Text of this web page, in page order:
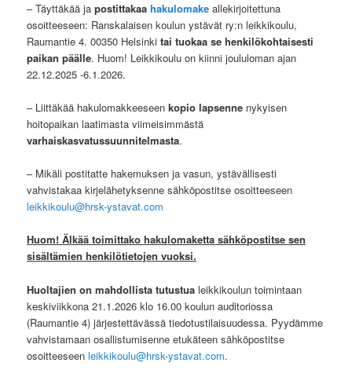
– Täyttäkää japostittakaahakulomake allekirjoitettuna
osoitteeseen: Ranskalaisen koulun ystävät ry:n leikkikoulu,
Raumantie 4. 00350 Helsinkitai tuokaa se henkilökohtaisesti
paikan päälle. Huom! Leikkikoulu on kiinni joululoman ajan
22.12.2025 -6.1.2026.
– Liittäkää hakulomakkeeseenkopio lapsenne nykyisen
hoitopaikan laatimasta viimeisimmästä
varhaiskasvatussuunnitelmasta.
– Mikäli postitatte hakemuksen ja vasun, ystävällisesti
vahvistakaa kirjelähetyksenne sähköpostitse osoitteeseen
leikkikoulu@hrsk-ystavat.com
Huom! Älkää toimittako hakulomaketta sähköpostitse sen
sisältämien henkilötietojen vuoksi.
Huoltajien on mahdollista tutustua leikkikoulun toimintaan
keskiviikkona 21.1.2026 klo 16.00 koulun auditoriossa
(Raumantie 4) järjestettävässä tiedotustilaisuudessa. Pyydämme
vahvistamaan osallistumisenne etukäteen sähköpostitse
osoitteeseenleikkikoulu@hrsk-ystavat.com.